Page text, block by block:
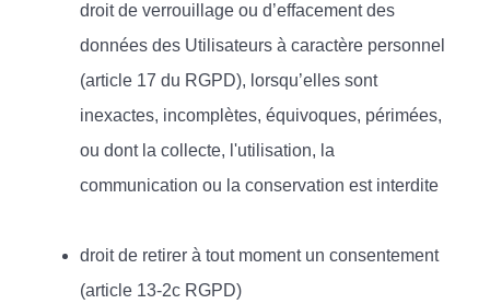
droit de verrouillage ou d’effacement des
données des Utilisateurs à caractère personnel
(article 17 du RGPD), lorsqu’elles sont
inexactes, incomplètes, équivoques, périmées,
ou dont la collecte, l'utilisation, la
communication ou la conservation est interdite
droit de retirer à tout moment un consentement
(article 13-2c RGPD)